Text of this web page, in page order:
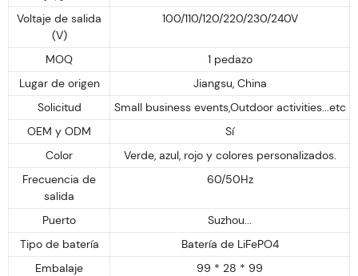
Voltaje de salida
(V)
100/110/120/220/230/240V
MOQ
1 pedazo
Lugar de origen
Jiangsu, China
Solicitud
Small business events,Outdoor activities...etc
OEM y ODM
Sí
Color
Verde, azul, rojo y colores personalizados.
Frecuencia de
salida
60/50Hz
Puerto
Suzhou...
Tipo de batería
Batería de LiFePO4
Embalaje
99 * 28 * 99